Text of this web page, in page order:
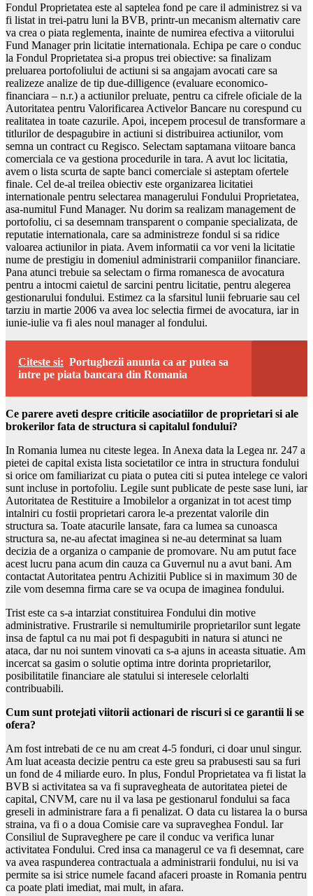
Fondul Proprietatea este al saptelea fond pe care il administrez si va
fi listat in trei-patru luni la BVB, printr-un mecanism alternativ care
va crea o piata reglementa, inainte de numirea efectiva a viitorului
Fund Manager prin licitatie internationala. Echipa pe care o conduc
la Fondul Proprietatea si-a propus trei obiective: sa finalizam
preluarea portofoliului de actiuni si sa angajam avocati care sa
realizeze analize de tip due-dilligence (evaluare economico-
financiara – n.r.) a actiunilor preluate, pentru ca cifrele oficiale de la
Autoritatea pentru Valorificarea Activelor Bancare nu corespund cu
realitatea in toate cazurile. Apoi, incepem procesul de transformare a
titlurilor de despagubire in actiuni si distribuirea actiunilor, vom
semna un contract cu Regisco. Selectam saptamana viitoare banca
comerciala ce va gestiona procedurile in tara. A avut loc licitatia,
avem o lista scurta de sapte banci comerciale si asteptam ofertele
finale. Cel de-al treilea obiectiv este organizarea licitatiei
internationale pentru selectarea managerului Fondului Proprietatea,
asa-numitul Fund Manager. Nu dorim sa realizam management de
portofoliu, ci sa desemnam transparent o companie specializata, de
reputatie internationala, care sa administreze fondul si sa ridice
valoarea actiunilor in piata. Avem informatii ca vor veni la licitatie
nume de prestigiu in domeniul administrarii companiilor financiare.
Pana atunci trebuie sa selectam o firma romanesca de avocatura
pentru a intocmi caietul de sarcini pentru licitatie, pentru alegerea
gestionarului fondului. Estimez ca la sfarsitul lunii februarie sau cel
tarziu in martie 2006 va avea loc selectia firmei de avocatura, iar in
iunie-iulie va fi ales noul manager al fondului.
Citeste si: Portughezii anunta ca ar putea sa
intre pe piata bancara din Romania
Ce parere aveti despre criticile asociatiilor de proprietari si ale
brokerilor fata de structura si capitalul fondului?
In Romania lumea nu citeste legea. In Anexa data la Legea nr. 247 a
pietei de capital exista lista societatilor ce intra in structura fondului
si orice om familiarizat cu piata o putea citi si putea intelege ce valori
sunt incluse in portofoliu. Legile sunt publicate de peste sase luni, iar
Autoritatea de Restituire a Imobilelor a organizat in tot acest timp
intalniri cu fostii proprietari carora le-a prezentat valorile din
structura sa. Toate atacurile lansate, fara ca lumea sa cunoasca
structura sa, ne-au afectat imaginea si ne-au determinat sa luam
decizia de a organiza o campanie de promovare. Nu am putut face
acest lucru pana acum din cauza ca Guvernul nu a avut bani. Am
contactat Autoritatea pentru Achizitii Publice si in maximum 30 de
zile vom desemna firma care se va ocupa de imaginea fondului.
Trist este ca s-a intarziat constituirea Fondului din motive
administrative. Frustrarile si nemultumirile proprietarilor sunt legate
insa de faptul ca nu mai pot fi despagubiti in natura si atunci ne
ataca, dar nu noi suntem vinovati ca s-a ajuns in aceasta situatie. Am
incercat sa gasim o solutie optima intre dorinta proprietarilor,
posibilitatile financiare ale statului si interesele celorlalti
contribuabili.
Cum sunt protejati viitorii actionari de riscuri si ce garantii li se
ofera?
Am fost intrebati de ce nu am creat 4-5 fonduri, ci doar unul singur.
Am luat aceasta decizie pentru ca este greu sa prabusesti sau sa furi
un fond de 4 miliarde euro. In plus, Fondul Proprietatea va fi listat la
BVB si activitatea sa va fi supravegheata de autoritatea pietei de
capital, CNVM, care nu il va lasa pe gestionarul fondului sa faca
greseli in administrare fara a fi penalizat. O data cu listarea la o bursa
straina, va fi o a doua Comisie care va supraveghea Fondul. Iar
Consiliul de Supraveghere pe care il conduc va verifica lunar
activitatea Fondului. Cred insa ca managerul ce va fi desemnat, care
va avea raspunderea contractuala a administrarii fondului, nu isi va
permite sa isi strice numele facand afaceri proaste in Romania pentru
ca poate plati imediat, mai mult, in afara.